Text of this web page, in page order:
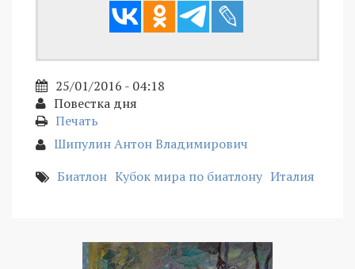
25/01/2016 - 04:18
Повестка дня
Печать
Шипулин Антон Владимирович
Биатлон Кубок мира по биатлону Италия